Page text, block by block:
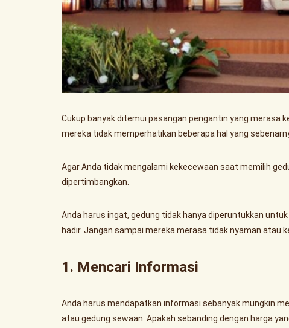
Cukup banyak ditemui pasangan pengantin yang merasa
mereka tidak memperhatikan beberapa hal yang
Agar Anda tidak mengalami kekecewaan saat memilih
dipertimbangkan.
Anda harus ingat, gedung tidak hanya diperuntukkan
hadir. Jangan sampai mereka merasa tidak nyaman atau
1. Mencari Informasi
Anda harus mendapatkan informasi sebanyak mungkin
atau gedung sewaan. Apakah sebanding dengan harga